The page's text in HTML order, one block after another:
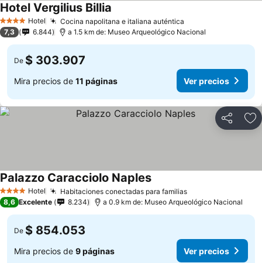
4 EstrellasHotel Cocina napolitana e italiana auténtica
Hotel Vergilius Billia
7,3 6.844 a 1.5 km de: Museo Arqueológico Nacional
De $ 303.907
Mira precios de 11 páginas Ver precios
Compartir
4 EstrellasHotel Habitaciones conectadas para familiasVer precios
Palazzo Caracciolo NaplesVer precios
8,6 Excelente 8.234 a 0.9 km de: Museo Arqueológico Nacional
De $ 854.053
Mira precios de 9 páginas Ver precios